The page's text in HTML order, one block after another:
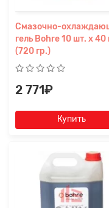
Смазочно-
гель Bohre 10 шт. х 40
(720 гр.)
2 771₽
Купить